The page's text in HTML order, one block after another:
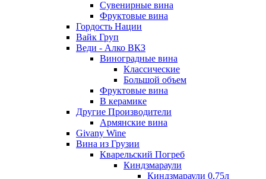
Сувенирные вина
Фруктовые вина
Гордость Нации
Вайк Груп
Веди - Алко ВКЗ
Виноградные вина
Классические
Большой объем
Фруктовые вина
В керамике
Другие Производители
Армянские вина
Givany Wine
Вина из Грузии
Кварельский Погреб
Киндзмараули
Киндзмараули 0,75л